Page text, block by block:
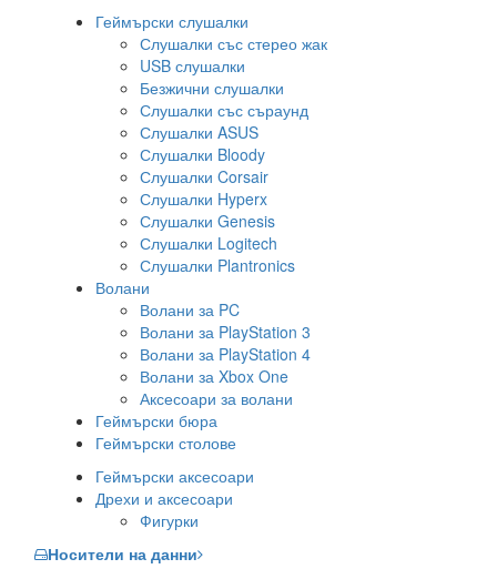
Геймърски слушалки
Слушалки със стерео жак
USB слушалки
Безжични слушалки
Слушалки със съраунд
Слушалки ASUS
Слушалки Bloody
Слушалки Corsair
Слушалки Hyperx
Слушалки Genesis
Слушалки Logitech
Слушалки Plantronics
Волани
Волани за PC
Волани за PlayStation 3
Волани за PlayStation 4
Волани за Xbox One
Аксесоари за волани
Геймърски бюра
Геймърски столове
Геймърски аксесоари
Дрехи и аксесоари
Фигурки
Носители на данни